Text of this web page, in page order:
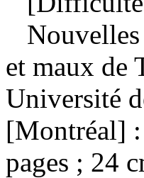
et maux de
Université
[Montréal]
pages ; 24